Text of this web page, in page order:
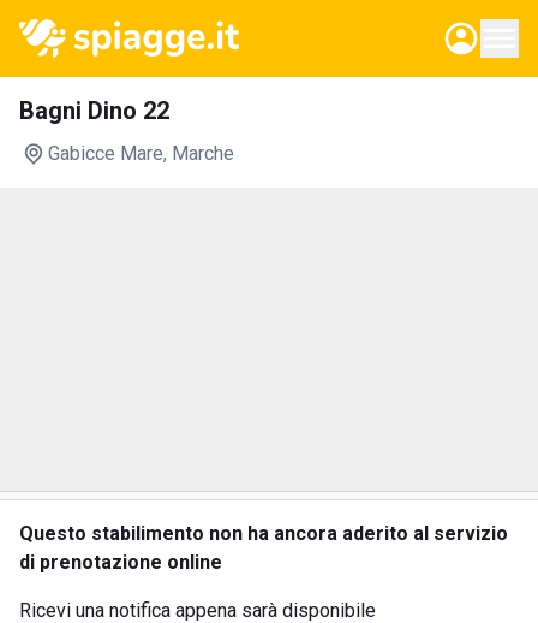
Bagni Dino 22
Gabicce Mare, Marche
Questo stabilimento non ha ancora aderito al servizio
di prenotazione online
Ricevi una notifica appena sarà disponibile